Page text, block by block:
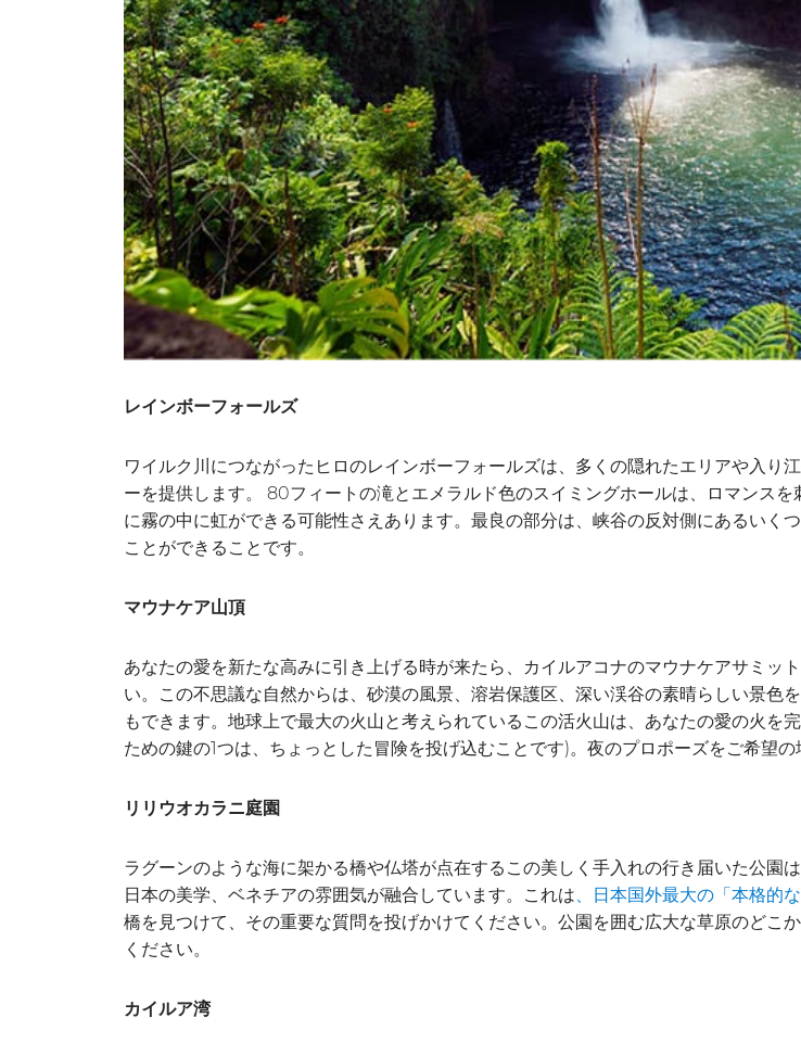
レインボーフォールズ
ワイルク川につながったヒロのレインボーフォールズは、多くの隠れたエリアや入
ーを提供します。 80フィートの滝とエメラルド色のスイミングホールは、ロマンス
に霧の中に虹ができる可能性さえあります。最良の部分は、峡谷の反対側にあるいく
ことができることです。
マウナケア山頂
あなたの愛を新たな高みに引き上げる時が来たら、カイルアコナのマウナケアサミッ
い。この不思議な自然からは、砂漠の風景、溶岩保護区、深い渓谷の素晴らしい景色
もできます。地球上で最大の火山と考えられているこの活火山は、あなたの愛の火を
ための鍵の1つは、ちょっとした冒険を投げ込むことです)。夜のプロポーズをご希望
リリウオカラニ庭園
ラグーンのような海に架かる橋や仏塔が点在するこの美しく手入れの行き届いた公園
日本の美学、ベネチアの雰囲気が融合しています。これは 、日本国外最大の「本格的
橋を見つけて、その重要な質問を投げかけてください。公園を囲む広大な草原のどこ
ください。
カイルア湾